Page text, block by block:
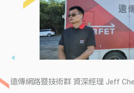
遠傳網路暨技術群 資深經理 Jeff